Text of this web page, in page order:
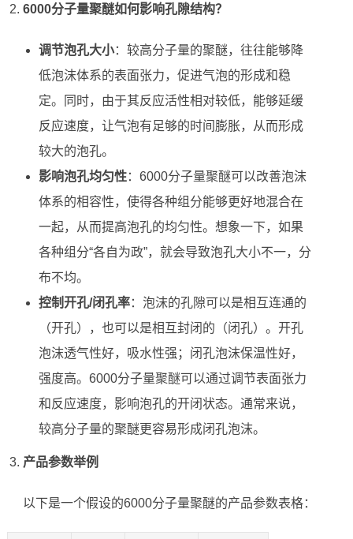
6000分子量聚醚如何影响孔隙结构？
调节泡孔大小：较高分子量的聚醚，往往能够降
低泡沫体系的表面张力，促进气泡的形成和稳
定。同时，由于其反应活性相对较低，能够延缓
反应速度，让气泡有足够的时间膨胀，从而形成
较大的泡孔。
影响泡孔均匀性：6000分子量聚醚可以改善泡沫
体系的相容性，使得各种组分能够更好地混合在
一起，从而提高泡孔的均匀性。想象一下，如果
各种组分“各自为政”，就会导致泡孔大小不一，分
布不均。
控制开孔/闭孔率：泡沫的孔隙可以是相互连通的
（开孔），也可以是相互封闭的（闭孔）。开孔
泡沫透气性好，吸水性强；闭孔泡沫保温性好，
强度高。6000分子量聚醚可以通过调节表面张力
和反应速度，影响泡孔的开闭状态。通常来说，
较高分子量的聚醚更容易形成闭孔泡沫。
产品参数举例
以下是一个假设的6000分子量聚醚的产品参数表格：